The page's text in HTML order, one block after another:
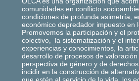
comunidades en conflicto
condiciones de profunda asimetría,
económico depredador impuesto en
Promovemos la participación y el
colectivo, la sistematización y el
experiencias y conocimientos, la
desarrollo de procesos de
perspectiva de género y de
incidir en la construcción de